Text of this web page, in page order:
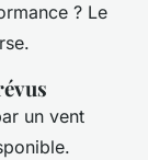
? Le
un vent